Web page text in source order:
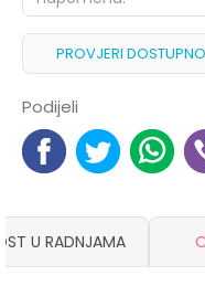
PROVJERI
Podijeli
U RADNJAMA